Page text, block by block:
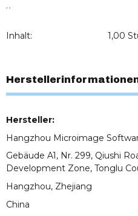
, ,
Inhalt: 1,00
Hersteller:
Hangzhou Microimage
Gebäude A1, Nr. 299, Qiushi
Development Zone, Tonglu
Hangzhou, Zhejiang
China